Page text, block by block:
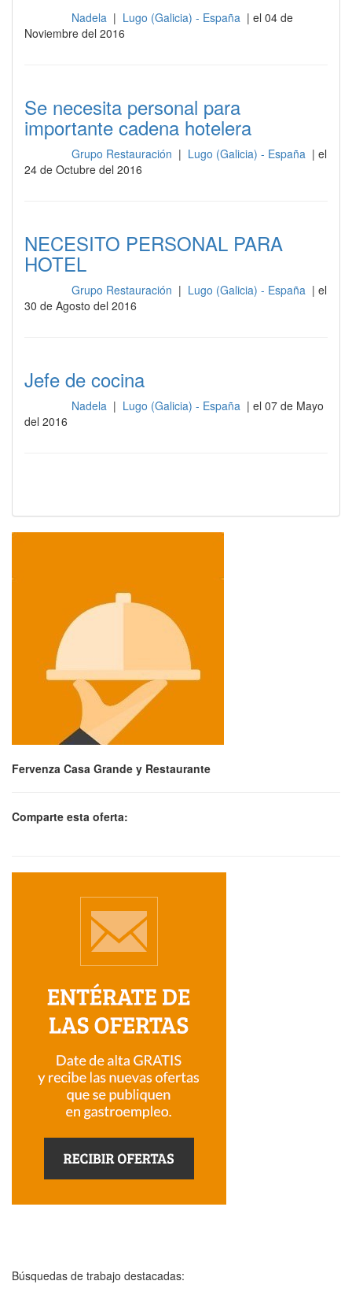
Nadela | Lugo (Galicia) - España | el 04 de
Noviembre del 2016
Se necesita personal para
importante cadena hotelera
Grupo Restauración | Lugo (Galicia) - España | el
24 de Octubre del 2016
NECESITO PERSONAL PARA
HOTEL
Grupo Restauración | Lugo (Galicia) - España | el
30 de Agosto del 2016
Jefe de cocina
Nadela | Lugo (Galicia) - España | el 07 de Mayo
del 2016
Fervenza Casa Grande y Restaurante
Comparte esta oferta:
Búsquedas de trabajo destacadas: